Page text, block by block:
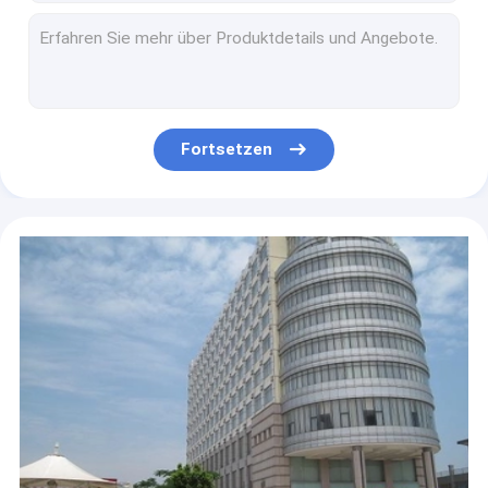
PC prägeartiges Fördermaschinen-Band-Material für elektronischen Transformator
Plastikprägungspc Papier-Fördermaschinen-Band für elektronischen Transformator
Sichere Teilstapelbare Behälter esd haltbar für PWB-Speicher
Recyclebare sichere ESD-Kunststoffschale-Behälter 235x155x120mm
Recyclebarer statischer Plastikantikasten gewellter Esd 10E4-109 Eco freundlich
Fortsetzen